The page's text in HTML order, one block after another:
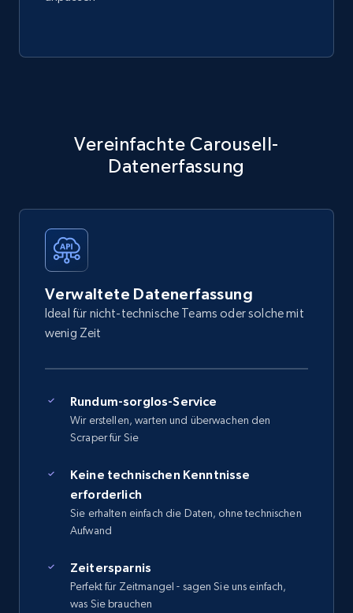
Vereinfachte Carousell-
Datenerfassung
Verwaltete Datenerfassung
Ideal für nicht-technische Teams oder solche mit
wenig Zeit
Rundum-sorglos-Service
Wir erstellen, warten und überwachen den
Scraper für Sie
Keine technischen Kenntnisse
erforderlich
Sie erhalten einfach die Daten, ohne technischen
Aufwand
Zeitersparnis
Perfekt für Zeitmangel - sagen Sie uns einfach,
was Sie brauchen